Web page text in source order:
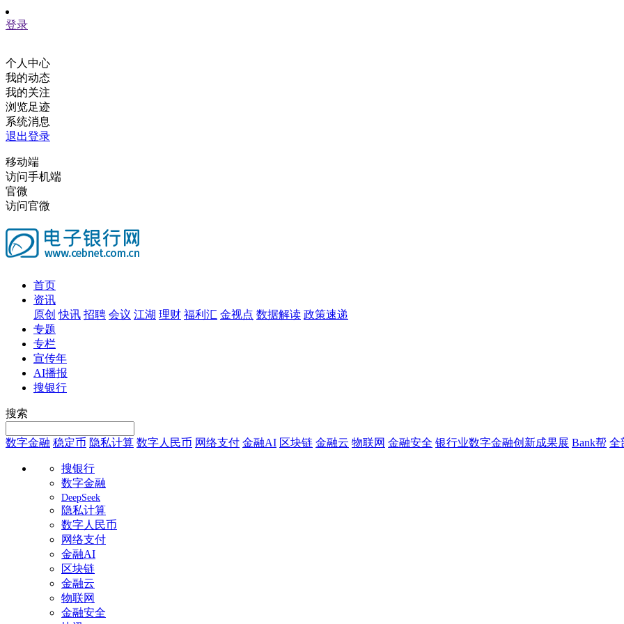
登录
个人中心
我的动态
我的关注
浏览足迹
系统消息
退出登录
移动端
访问手机端
官微
访问官微
首页
资讯
原创 快讯 招聘 会议 江湖 理财 福利汇 金视点 数据解读 政策速递
专题
专栏
宣传年
AI播报
搜银行
搜索
数字金融 稳定币 隐私计算 数字人民币 网络支付 金融AI 区块链 金融云 物联网 金融安全 银行业数字金融创新成果展 Bank帮 全
搜银行
数字金融
DeepSeek
隐私计算
数字人民币
网络支付
金融AI
区块链
金融云
物联网
金融安全